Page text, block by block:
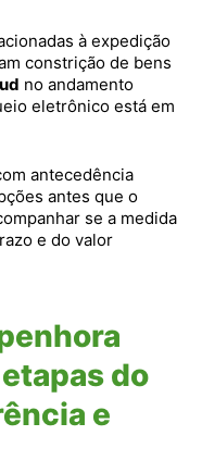
à expedição
constrição de bens
no andamento
eletrônico está em
antecedência
antes que o
se a medida
e do valor
do
e